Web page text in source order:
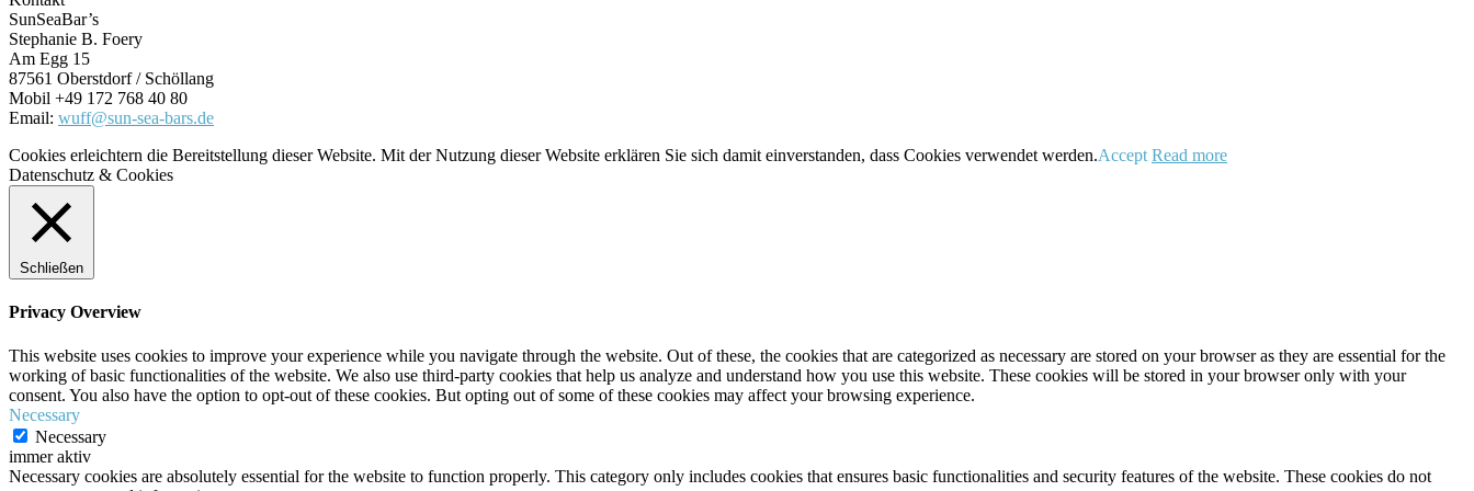
SunSeaBar’s
Stephanie B. Foery
Am Egg 15
87561 Oberstdorf / Schöllang
Mobil +49 172 768 40 80
Email: wuff@sun-sea-bars.de
Cookies erleichtern die Bereitstellung dieser Website. Mit der Nutzung dieser Website erklären Sie sich damit einverstanden, dass Cookies verwendet werden.Accept Read more
Datenschutz & Cookies
Schließen
Privacy Overview
This website uses cookies to improve your experience while you navigate through the website. Out of these, the cookies that are categorized as necessary are stored on your browser as they are essential for the
working of basic functionalities of the website. We also use third-party cookies that help us analyze and understand how you use this website. These cookies will be stored in your browser only with your
consent. You also have the option to opt-out of these cookies. But opting out of some of these cookies may affect your browsing experience.
Necessary
Necessary
immer aktiv
Necessary cookies are absolutely essential for the website to function properly. This category only includes cookies that ensures basic functionalities and security features of the website. These cookies do not